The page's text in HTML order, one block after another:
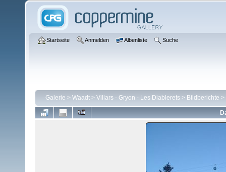
Startseite Anmelden Albenliste Suche
Galerie > Waadt > Villars - Gryon - Les Diablerets > Bildberichte >